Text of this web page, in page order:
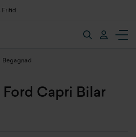
Fritid
Begagnad
Capri Bilar